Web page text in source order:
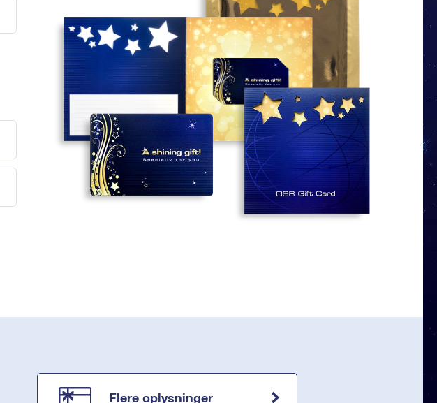
Flere oplysninger